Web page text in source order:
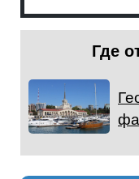
Где